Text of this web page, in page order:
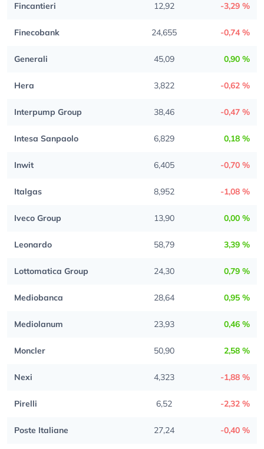
Fincantieri 12,92 -3,29 %
Finecobank 24,655 -0,74 %
Generali 45,09 0,90 %
Hera 3,822 -0,62 %
Interpump Group 38,46 -0,47 %
Intesa Sanpaolo 6,829 0,18 %
Inwit 6,405 -0,70 %
Italgas 8,952 -1,08 %
Iveco Group 13,90 0,00 %
Leonardo 58,79 3,39 %
Lottomatica Group 24,30 0,79 %
Mediobanca 28,64 0,95 %
Mediolanum 23,93 0,46 %
Moncler 50,90 2,58 %
Nexi 4,323 -1,88 %
Pirelli 6,52 -2,32 %
Poste Italiane 27,24 -0,40 %